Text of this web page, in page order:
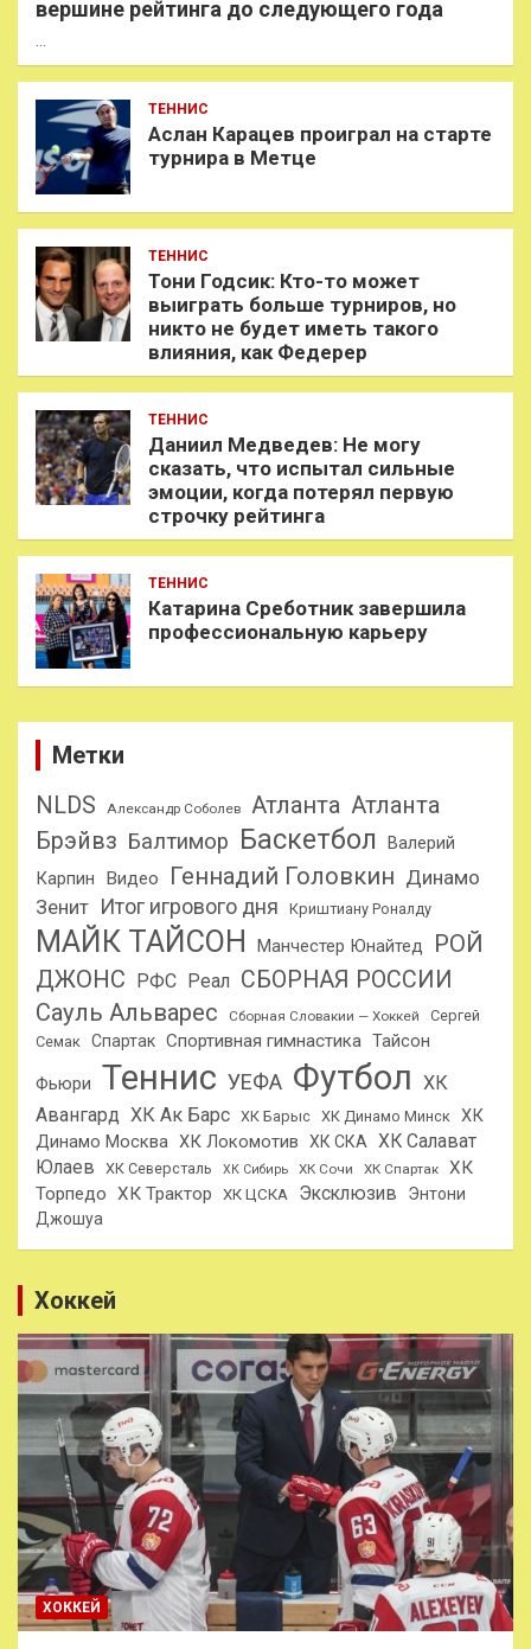
вершине рейтинга до следующего года
…
ТЕННИС
Аслан Карацев проиграл на старте
турнира в Метце
ТЕННИС
Тони Годсик: Кто-то может
выиграть больше турниров, но
никто не будет иметь такого
влияния, как Федерер
ТЕННИС
Даниил Медведев: Не могу
сказать, что испытал сильные
эмоции, когда потерял первую
строчку рейтинга
ТЕННИС
Катарина Среботник завершила
профессиональную карьеру
Метки
NLDS
Александр Соболев Атланта Атланта
Брэйвз Балтимор Баскетбол
Валерий
Карпин
Видео Геннадий Головкин Динамо
Зенит Итог игрового дня Криштиану Роналду
МАЙК ТАЙСОН Манчестер Юнайтед
РОЙ
ДЖОНС
РФС Реал СБОРНАЯ РОССИИ
Сауль Альварес Сборная Словакии — Хоккей
Сергей
Семак Спартак Спортивная гимнастика Тайсон
Фьюри Теннис УЕФА Футбол ХК
Авангард ХК Ак Барс ХК Барыс ХК Динамо Минск ХК
Динамо Москва ХК Локомотив ХК СКА ХК Салават
Юлаев
ХК Северсталь ХК Сибирь ХК Сочи ХК Спартак
ХК
Торпедо ХК Трактор ХК ЦСКА Эксклюзив
Энтони
Джошуа
Хоккей
ХОККЕЙ